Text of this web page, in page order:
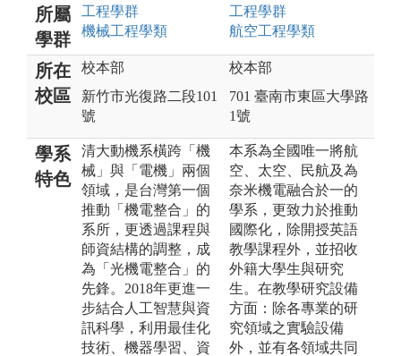
所屬
學群
工程學群
機械工程學類
工程學群
航空工程學類
所在
校區
校本部
新竹市光復路二段101
號
校本部
701 臺南市東區大學路
1號
學系
特色
清大動機系橫跨「機
械」與「電機」兩個
領域，是台灣第一個
推動「機電整合」的
系所，更透過課程與
師資結構的調整，成
為「光機電整合」的
先鋒。2018年更進一
步結合人工智慧與資
訊科學，利用最佳化
技術、機器學習、資
本系為全國唯一將航
空、太空、民航及為
奈米機電融合於一的
學系，更致力於推動
國際化，除開授英語
教學課程外，並招收
外籍大學生與研究
生。在教學研究設備
方面：除各專業的研
究領域之實驗設備
外，並有各領域共同